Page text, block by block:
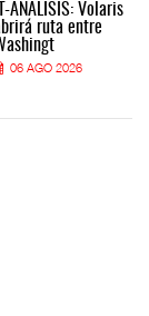
IT-ANÁLISIS: Volaris
ruta entre
06 AGO 2026